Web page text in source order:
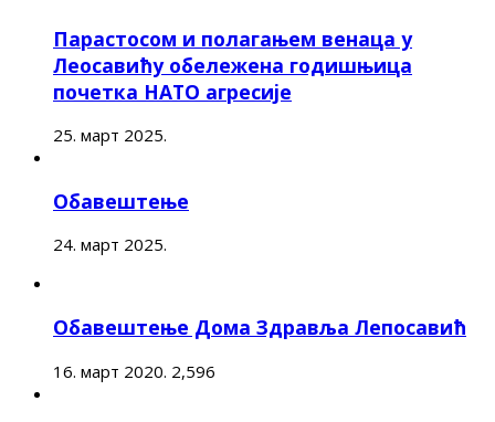
Парастосом и полагањем венаца у
Леосавићу обележена годишњица
почетка НАТО агресије
25. март 2025.
Обавештење
24. март 2025.
Обавештење Дома Здравља Лепосавић
16. март 2020. 2,596